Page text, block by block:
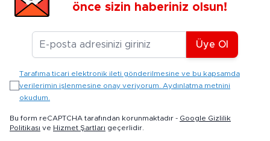
önce sizin haberiniz olsun!
E-posta Adresiniz
Üye Ol
Tarafıma ticari elektronik ileti gönderilmesine ve bu kapsamda
verilerimin işlenmesine onay veriyorum. Aydınlatma metnini
okudum.
Bu form reCAPTCHA tarafından korunmaktadır - Google Gizlilik
Politikası ve Hizmet Şartları geçerlidir.